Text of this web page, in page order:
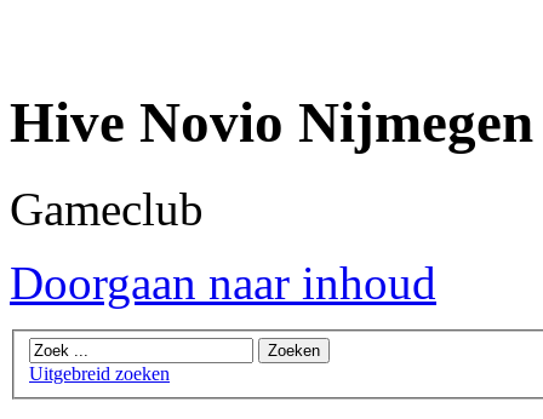
Hive Novio Nijmegen
Gameclub
Doorgaan naar inhoud
Uitgebreid zoeken